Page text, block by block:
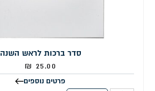
סדר ברכות לראש השנה
25.00
₪
פרטים נוספים